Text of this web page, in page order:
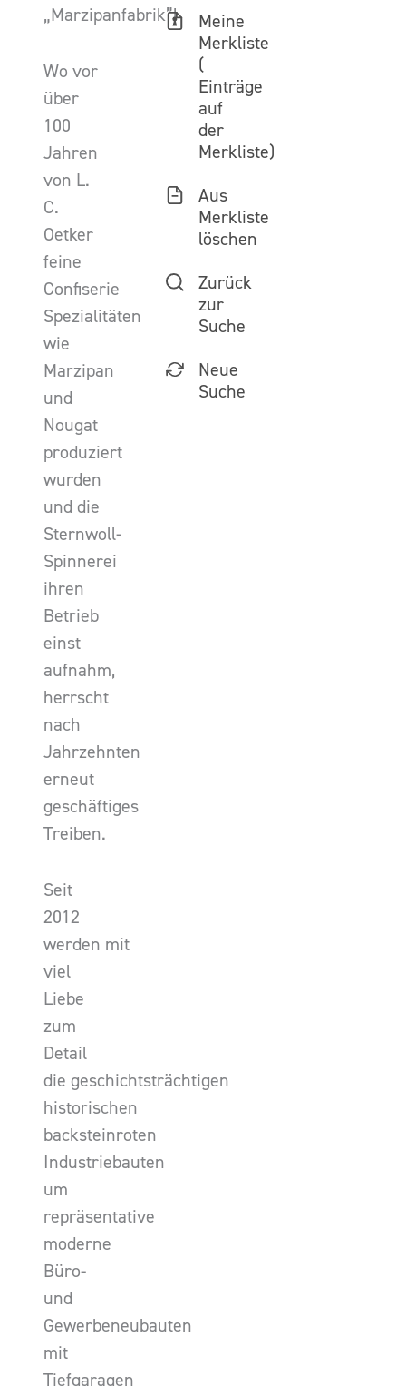
„Marzipanfabrik”!
Wo vor
über
100
Jahren
von L.
C.
Oetker
feine
Confiserie
Spezialitäten
wie
Marzipan
und
Nougat
produziert
wurden
und die
Sternwoll-
Spinnerei
ihren
Betrieb
einst
aufnahm,
herrscht
nach
Jahrzehnten
erneut
geschäftiges
Treiben.
Seit
2012
werden mit
viel
Liebe
zum
Detail
die geschichtsträchtigen
historischen
backsteinroten
Industriebauten
um
repräsentative
moderne
Büro-
und
Gewerbeneubauten
mit
Tiefgaragen
Meine
Merkliste
(
Einträge
auf
der
Merkliste)
Aus
Merkliste
löschen
Zurück
zur
Suche
Neue
Suche